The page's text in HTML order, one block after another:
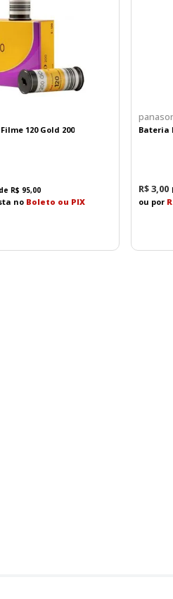
para uma
de segurança.
120 Gold 200
R$ 95,00
no Boleto ou PIX
Bateria
R$3 00
ou por